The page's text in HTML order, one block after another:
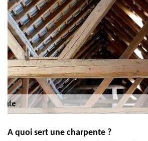
A quoi sert une charpente ?